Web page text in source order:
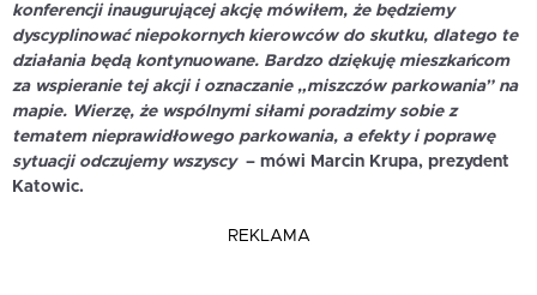
konferencji inaugurującej akcję mówiłem, że będziemy
dyscyplinować niepokornych kierowców do skutku, dlatego te
działania będą kontynuowane. Bardzo dziękuję mieszkańcom
za wspieranie tej akcji i oznaczanie „miszczów parkowania” na
mapie. Wierzę, że wspólnymi siłami poradzimy sobie z
tematem nieprawidłowego parkowania, a efekty i poprawę
sytuacji odczujemy wszyscy – mówi Marcin Krupa, prezydent
Katowic.
REKLAMA